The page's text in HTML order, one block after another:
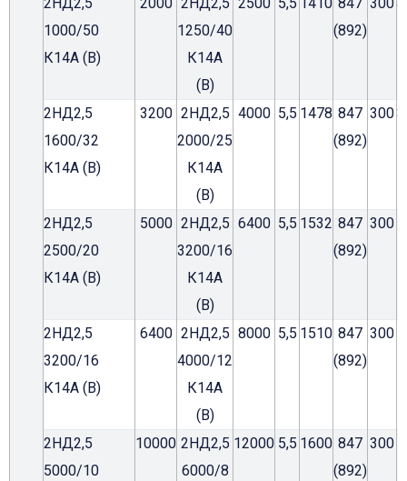
1000/50
К14А (В)
1250/40
К14А
(В)
(892)
2НД2,5
1600/32
К14А (В)
3200 2НД2,5
2000/25
К14А
(В)
4000 5,5 1478 847
(892)
300
2НД2,5
2500/20
К14А (В)
5000 2НД2,5
3200/16
К14А
(В)
6400 5,5 1532 847
(892)
300
2НД2,5
3200/16
К14А (В)
6400 2НД2,5
4000/12
К14А
(В)
8000 5,5 1510 847
(892)
300
2НД2,5
5000/10
10000 2НД2,5
6000/8
12000 5,5 1600 847
(892)
300